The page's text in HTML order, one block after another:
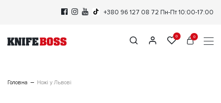
+380 96 127 08 72 Пн-Пт 10:00-17:00
0 0
Головна Ножі у Львові